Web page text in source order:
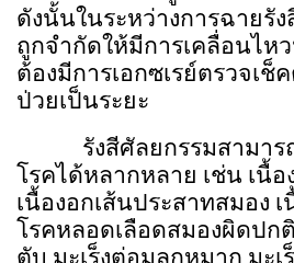
ดังนั้นในระหว่างการฉายรั
ถูกจำกัดให้มีการเคลื่อนไห
ต้องมีการเอกซเรย์ตรวจเช็
ป่วยเป็นระยะ
รังสีศัลยกรรมสามาร
โรคได้หลากหลาย เช่น เนื้อ
เนื้องอกเส้นประสาทสมอง
โรคหลอดเลือดสมองผิดปกติ
ตับ มะเร็งต่อมลูกหมาก มะเ